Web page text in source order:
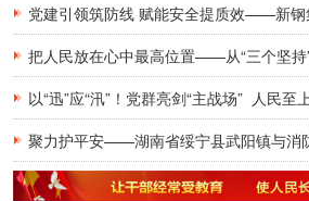
以“迅”应“汛”！党群亮剑“主战场” 人民至
聚力护平安——湖南省绥宁县武阳镇与消